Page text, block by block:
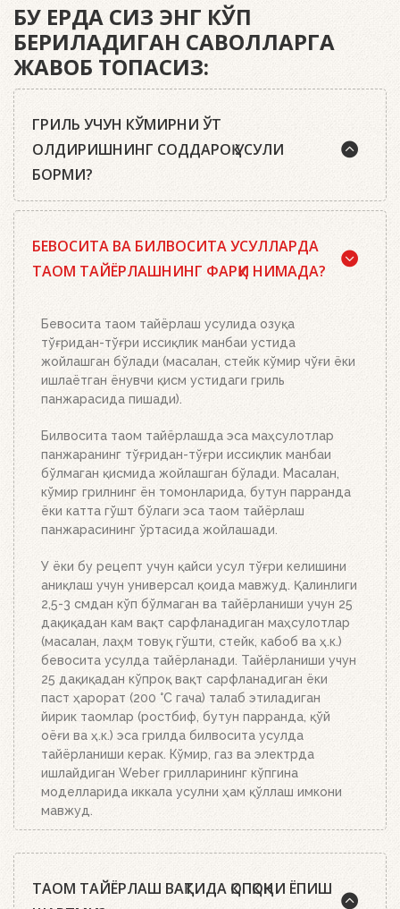
БУ ЕРДА СИЗ ЭНГ КЎП
БЕРИЛАДИГАН САВОЛЛАРГА
ЖАВОБ ТОПАСИЗ:
ГРИЛЬ УЧУН КЎМИРНИ ЎТ
ОЛДИРИШНИНГ СОДДАРОҚ УСУЛИ
БОРМИ?
Weber кўмир брикетларидан, ўт олдириш
кубиклари, ҳамда бизнинг ўт олдириш
мосламамиздан фойдаланинг. Ўт олдириш
брикетлар билан тўлдиринг, кўмир панжараси
устига икки-учта ўт олдириш кубикидан қўйинг ва
уларни ёқинг. Устига кўмир ёки брикетлар билан
тўлдирилган ўт олдириш мосламасини қўйинг.
Бошқа ҳеч нима қилишнинг ҳожати йўқ. Ёқилғи,
дақиқада тўлиқ ёниб тугайди. Устки кўмир қизил
тусга кириб, брикетлар эса кул билан
қопланганда, кўмирни панжара устига тўкинг.
Аъло даражада иссиқлик беради!
БЕВОСИТА ВА БИЛВОСИТА УСУЛЛАРДА
ТАОМ ТАЙЁРЛАШНИНГ ФАРҚИ НИМАДА?
Бевосита таом тайёрлаш усулида озуқа
тўғридан-тўғри иссиқлик манбаи устида
жойлашган бўлади (масалан, стейк кўмир чўғи ёки
ишлаётган ёнувчи қисм устидаги гриль
панжарасида пишади).
Билвосита таом тайёрлашда эса маҳсулотлар
панжаранинг тўғридан-тўғри иссиқлик манбаи
бўлмаган қисмида жойлашган бўлади. Масалан,
кўмир грилнинг ён томонларида, бутун парранда
ёки катта гўшт бўлаги эса таом тайёрлаш
панжарасининг ўртасида жойлашади.
У ёки бу рецепт учун қайси усул тўғри келишини
аниқлаш учун универсал қоида мавжуд. Қалинлиги
2,5-3 смдан кўп бўлмаган ва тайёрланиши учун 25
дақиқадан кам вақт сарфланадиган маҳсулотлар
(масалан, лаҳм товуқ гўшти, стейк, кабоб ва ҳ.к.)
бевосита усулда тайёрланади. Тайёрланиши учун
25 дақиқадан кўпроқ вақт сарфланадиган ёки
паст ҳарорат (200 °C гача) талаб этиладиган
йирик таомлар (ростбиф, бутун парранда, қўй
оёғи ва ҳ.к.) эса грилда билвосита усулда
тайёрланиши керак. Кўмир, газ ва электрда
ишлайдиган Weber грилларининг кўпгина
моделларида иккала усулни ҳам қўллаш имкони
мавжуд.
ТАОМ ТАЙЁРЛАШ ВАҚТИДА ҚОПҚОҚНИ ЁПИШ